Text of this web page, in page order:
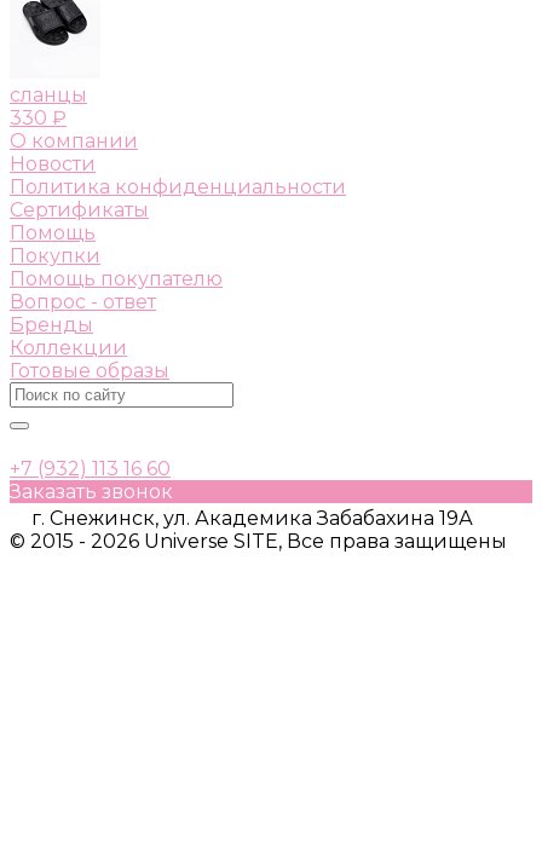
сланцы
330 ₽
О компании
Новости
Политика конфиденциальности
Сертификаты
Помощь
Покупки
Помощь покупателю
Вопрос - ответ
Бренды
Коллекции
Готовые образы
+7 (932) 113 16 60
Заказать звонок
г. Снежинск, ул. Академика Забабахина 19А
© 2015 - 2026 Universe SITE, Все права защищены